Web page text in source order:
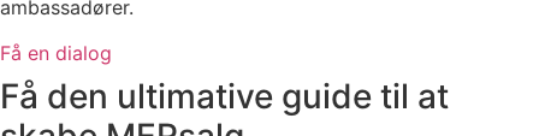
ambassadører.
Få en dialog
Få den ultimative guide til at